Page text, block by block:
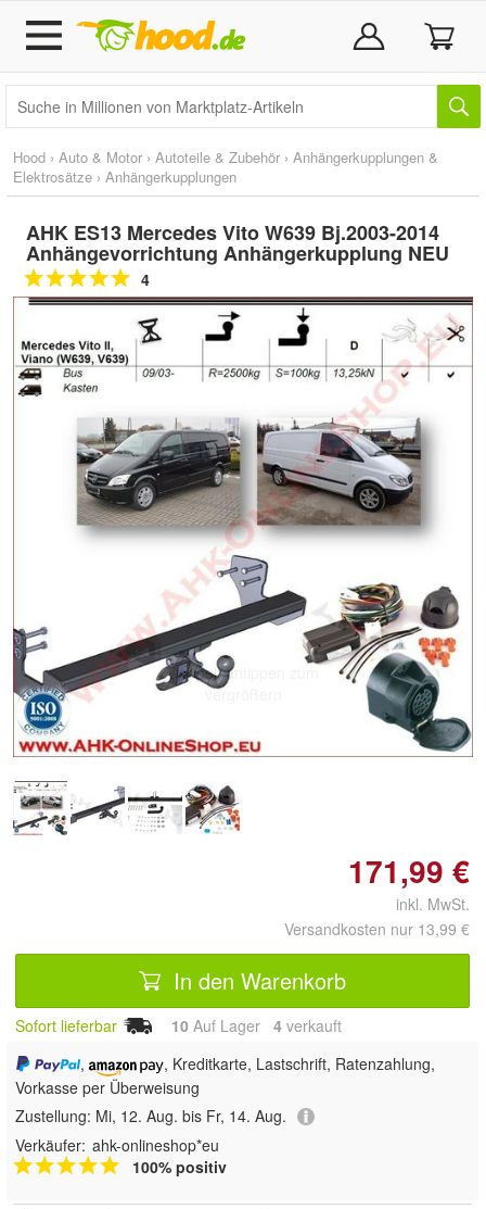
Hood › Auto & Motor › Autoteile & Zubehör › Anhängerkupplungen &
Elektrosätze › Anhängerkupplungen
AHK ES13 Mercedes Vito W639 Bj.2003-2014
Anhängevorrichtung Anhängerkupplung NEU
4
Doppelt antippen zum
vergrößern
171,99 €
inkl. MwSt.
Versandkosten nur 13,99 €
In den Warenkorb
Sofort lieferbar 10 Auf Lager 4 verkauft
,
, Kreditkarte, Lastschrift, Ratenzahlung,
Vorkasse per Überweisung
Zustellung: Mi, 12. Aug. bis Fr, 14. Aug.
Verkäufer: ahk-onlineshop*eu
100% positiv